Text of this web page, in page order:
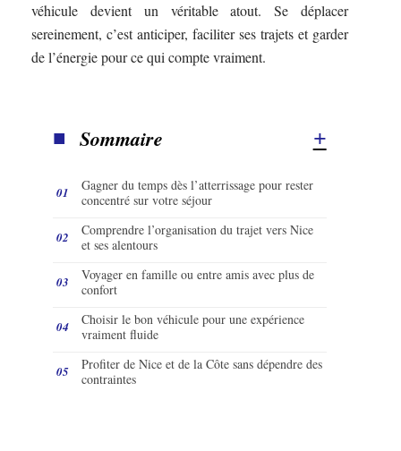
véhicule devient un véritable atout. Se déplacer
sereinement, c’est anticiper, faciliter ses trajets et garder
de l’énergie pour ce qui compte vraiment.
Sommaire
Gagner du temps dès l’atterrissage pour rester
concentré sur votre séjour
Comprendre l’organisation du trajet vers Nice
et ses alentours
Voyager en famille ou entre amis avec plus de
confort
Choisir le bon véhicule pour une expérience
vraiment fluide
Profiter de Nice et de la Côte sans dépendre des
contraintes